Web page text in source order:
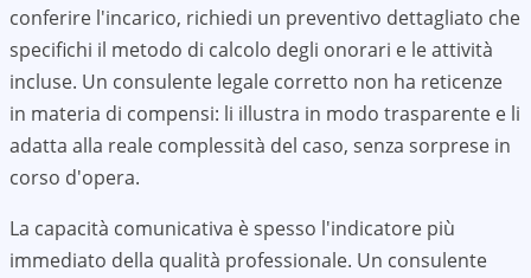
conferire l'incarico, richiedi un preventivo dettagliato che
specifichi il metodo di calcolo degli onorari e le attività
incluse. Un consulente legale corretto non ha reticenze
in materia di compensi: li illustra in modo trasparente e li
adatta alla reale complessità del caso, senza sorprese in
corso d'opera.
La capacità comunicativa è spesso l'indicatore più
immediato della qualità professionale. Un consulente